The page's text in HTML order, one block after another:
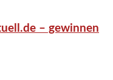
– gewinnen